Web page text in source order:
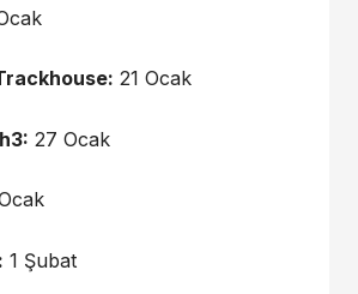
21 Ocak
27 Ocak
1 Şubat